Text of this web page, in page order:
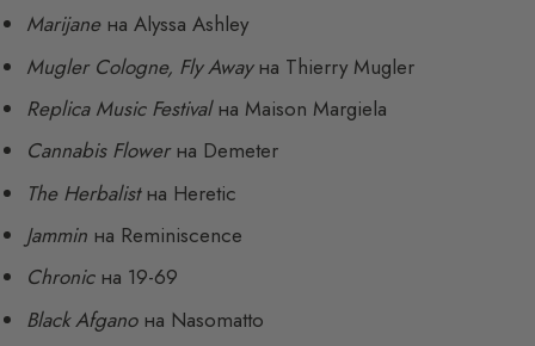
Marijaneна Alyssa Ashley
Mugler Cologne, Fly Awayна Thierry Mugler
Replica Music Festivalна Maison Margiela
Cannabis Flowerна Demeter
The Herbalistна Heretic
Jammin на Reminiscence
Chronicна 19-69
Black Afganoна Nasomatto